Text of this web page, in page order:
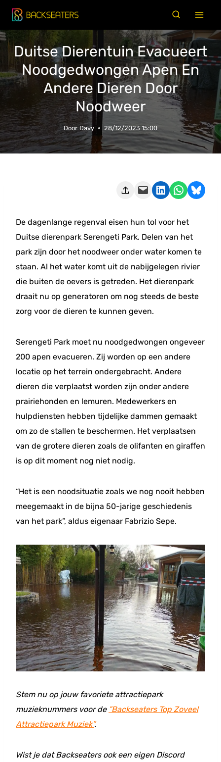
Doorgaan
naar
inhoud
Duitse Dierentuin Evacueert
Noodgedwongen Apen En
Andere Dieren Door
Noodweer
Door Davy 28/12/2023 15:00
Deze pagina e-mailen Delen op LinkedIn Delen via WhatsApp Share on Bluesky
De dagenlange regenval eisen hun tol voor het
Duitse dierenpark Serengeti Park. Delen van het
park zijn door het noodweer onder water komen te
staan. Al het water komt uit de nabijgelegen rivier
die buiten de oevers is getreden. Het dierenpark
draait nu op generatoren om nog steeds de beste
zorg voor de dieren te kunnen geven.
Serengeti Park moet nu noodgedwongen ongeveer
200 apen evacueren. Zij worden op een andere
locatie op het terrein ondergebracht. Andere
dieren die verplaatst worden zijn onder andere
prairiehonden en lemuren. Medewerkers en
hulpdiensten hebben tijdelijke dammen gemaakt
om zo de stallen te beschermen. Het verplaatsen
van de grotere dieren zoals de olifanten en giraffen
is op dit moment nog niet nodig.
“Het is een noodsituatie zoals we nog nooit hebben
meegemaakt in de bijna 50-jarige geschiedenis
van het park”, aldus eigenaar Fabrizio Sepe.
Stem nu op jouw favoriete attractiepark
muzieknummers voor de ”Backseaters Top Zoveel
Attractiepark Muziek”.
Wist je dat Backseaters ook een eigen Discord